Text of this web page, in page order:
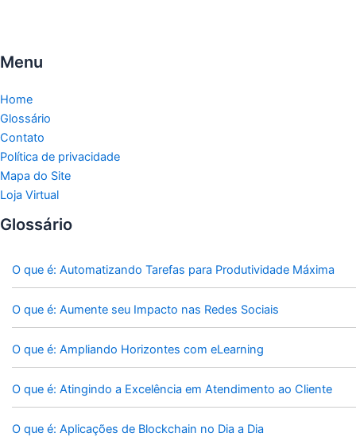
Menu
Home
Glossário
Contato
Política de privacidade
Mapa do Site
Loja Virtual
Glossário
O que é: Automatizando Tarefas para Produtividade Máxima
O que é: Aumente seu Impacto nas Redes Sociais
O que é: Ampliando Horizontes com eLearning
O que é: Atingindo a Excelência em Atendimento ao Cliente
O que é: Aplicações de Blockchain no Dia a Dia